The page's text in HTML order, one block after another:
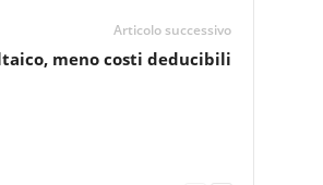
Articolo successivo
meno costi deducibili